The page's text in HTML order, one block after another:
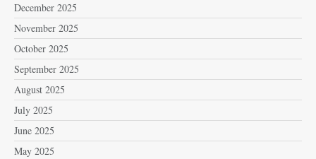
December 2025
November 2025
October 2025
September 2025
August 2025
July 2025
June 2025
May 2025